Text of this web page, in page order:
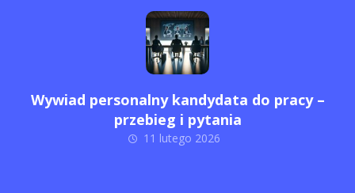
Wywiad personalny kandydata do pracy –
przebieg i pytania
11 lutego 2026